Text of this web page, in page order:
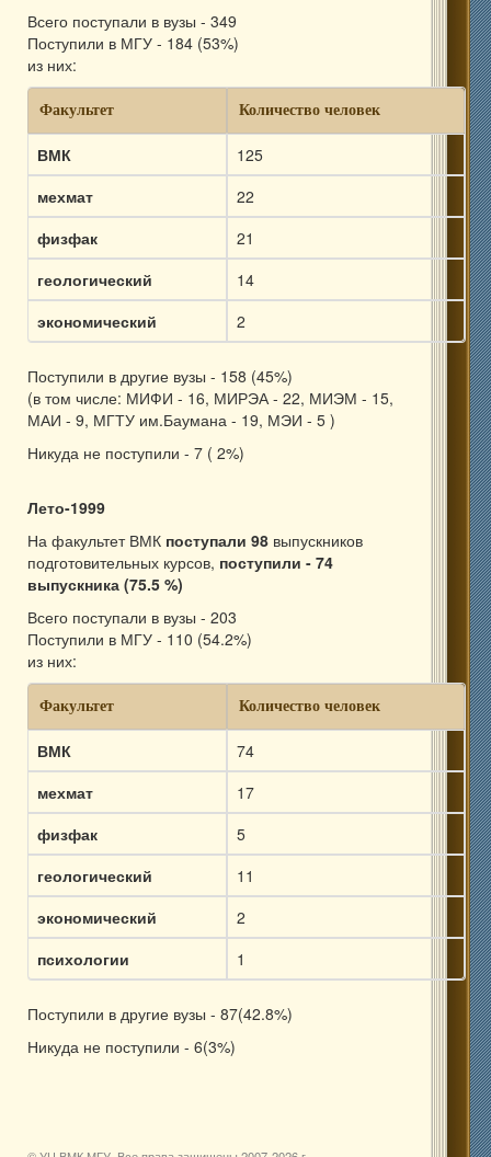
Всего поступали в вузы - 349
Поступили в МГУ - 184 (53%)
из них:
Факультет Количество человек
ВМК
125
мехмат
22
физфак
21
геологический
14
экономический
2
Поступили в другие вузы - 158 (45%)
(в том числе: МИФИ - 16, МИРЭА - 22, МИЭМ - 15,
МАИ - 9, МГТУ им.Баумана - 19, МЭИ - 5 )
Никуда не поступили - 7 ( 2%)
Лето-1999
На факультет ВМК поступали 98 выпускников
подготовительных курсов, поступили - 74
выпускника (75.5 %)
Всего поступали в вузы - 203
Поступили в МГУ - 110 (54.2%)
из них:
Факультет Количество человек
ВМК
74
мехмат
17
физфак
5
геологический
11
экономический
2
психологии
1
Поступили в другие вузы - 87(42.8%)
Никуда не поступили - 6(3%)